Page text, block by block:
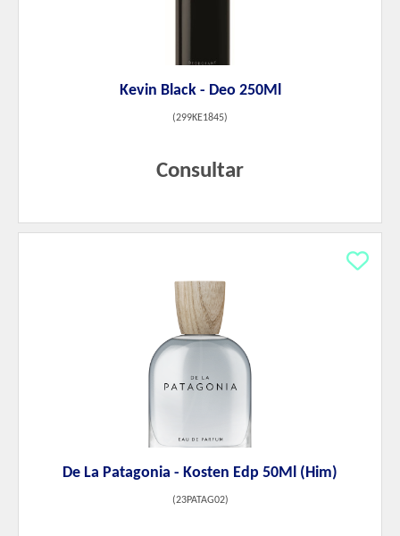
Kevin Black - Deo 250Ml
(299KE1845)
Consultar
De La Patagonia - Kosten Edp 50Ml (Him)
(23PATAG02)